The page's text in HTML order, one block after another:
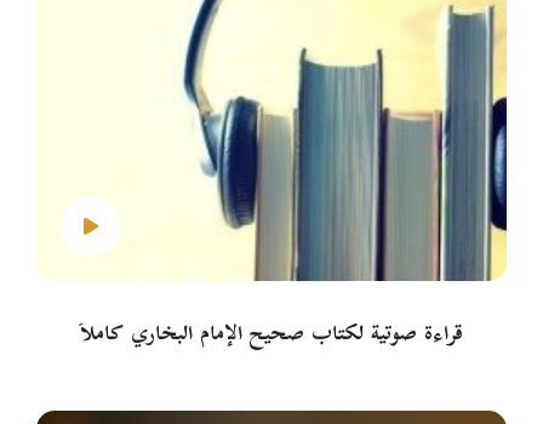
قراءة صوتية لكتاب صحيح الإمام البخاري كاملاً